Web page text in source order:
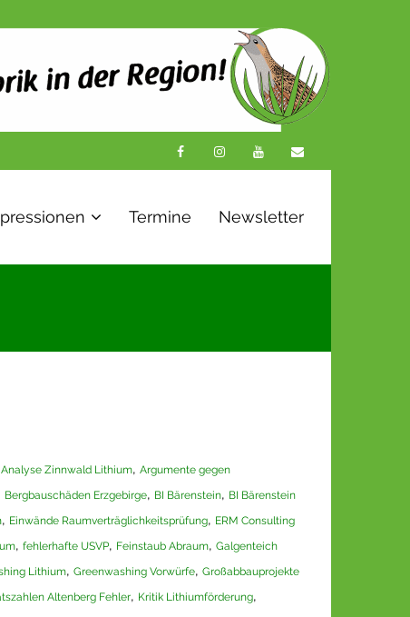
Termine Newsletter
Analyse Zinnwald Lithium, Argumente gegen
Bergbauschäden Erzgebirge, BI Bärenstein, BI Bärenstein
, Einwände Raumverträglichkeitsprüfung, ERM Consulting
, fehlerhafte USVP, Feinstaub Abraum, Galgenteich
Lithium, Greenwashing Vorwürfe, Großabbauprojekte
Altenberg Fehler, Kritik Lithiumförderung,